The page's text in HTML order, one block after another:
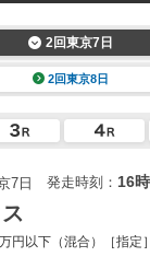
2回東京7日
2回東京8日
7日 発走時刻： 16
円以下 （混合）［指定